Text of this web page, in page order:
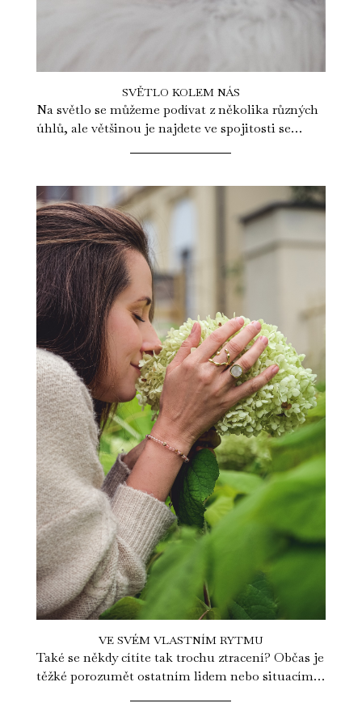
SVĚTLO KOLEM NÁS
Na světlo se můžeme podívat z několika různých
úhlů, ale většinou je najdete ve spojitosti se
VE SVÉM VLASTNÍM RYTMU
Také se někdy cítíte tak trochu ztracení? Občas je
těžké porozumět ostatním lidem nebo situacím v